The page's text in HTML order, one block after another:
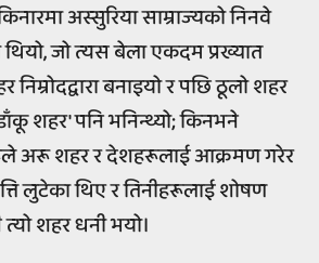
अस्सुरिया साम्राज्यको निनवे
थियो, जो त्यस बेला एकदम प्रख्यात
निम्रोदद्वारा बनाइयो र पछि ठूलो शहर
शहर' पनि भनिन्थ्यो; किनभने
अरू शहर र देशहरूलाई आक्रमण गरेर
लुटेका थिए र तिनीहरूलाई शोषण
शहर धनी भयो।